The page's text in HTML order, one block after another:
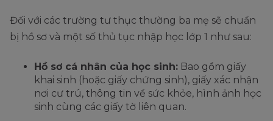
Đối với các trường tư thục thường ba mẹ sẽ chuẩn
bị hồ sơ và một số thủ tục nhập học lớp 1 như sau:
Hồ sơ cá nhân của học sinh: Bao gồm giấy
khai sinh (hoặc giấy chứng sinh), giấy xác nhận
nơi cư trú, thông tin về sức khỏe, hình ảnh học
sinh cùng các giấy tờ liên quan.